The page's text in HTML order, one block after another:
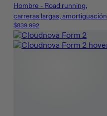
Hombre - Road running,
carreras largas, amortiguación
$839.992